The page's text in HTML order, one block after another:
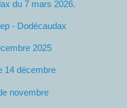
du 7 mars 2026.
- Dodécaudax
2025
14 décembre
novembre